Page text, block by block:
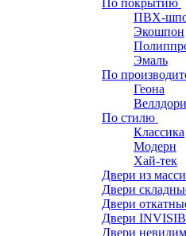
По покрытию
ПВХ-
Экошпон
Эмаль
По
Геона
По стилю
Классика
Модерн
Хай-тек
Двери из
Двери
Двери
Двери
Двери